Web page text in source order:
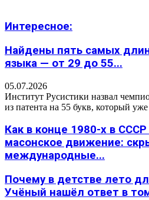
Интересное:
Найдены пять самых
языка — от 29 до 55...
05.07.2026
Институт Русистики назвал
из патента на 55 букв, который
Как в конце 1980-х в
масонское движение:
международные...
Почему в детстве лето
Учёный нашёл ответ в